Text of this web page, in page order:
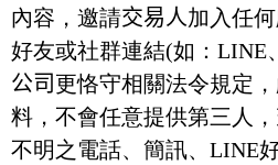
內容，邀請交易人加入任
好友或社群連結(如：LINE
公司 更恪守相關法令規定
料，不會任意提供第三人，
不明之電話、簡訊、LINE